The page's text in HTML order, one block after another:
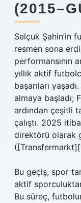
Selçuk Şahin’in
resmen sona
performansının
yıllık aktif
başarıları
almaya başladı;
ardından çeşitli
çalıştı. 2025
direktörü olarak
Bu geçiş, spor
aktif
Bu süreç,